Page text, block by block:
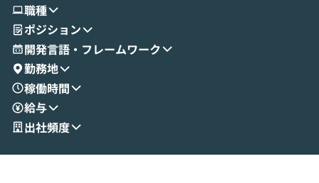
せいただきます。数分でワークフローが完
成する手軽さや、Gmail等の外部サービス
とセキュアに連携できるポイントなど、実
演を通じて具体的なイメージをお届けしま
す。 後半のディスカッションでは、セキュ
リティの考え方や社内導入の進め方など、
現場目線でさらに深掘りしていきます。
「自分の業務をAIで自動化してみたいけ
いう方にこそ参加いただきたいイベントで
職種
ポジション
開発言語・フレームワーク
勤務地
稼働時間
給与
出社頻度